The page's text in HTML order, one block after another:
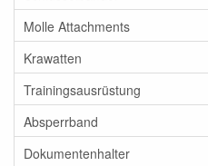
Molle Attachments
Krawatten
Trainingsausrüstung
Absperrband
Dokumentenhalter